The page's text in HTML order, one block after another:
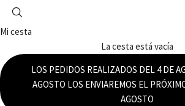
Mi cesta
La cesta está vacía
LOS PEDIDOS REALIZADOS DEL 4 DE
AGOSTO LOS ENVIAREMOS EL
AGOSTO